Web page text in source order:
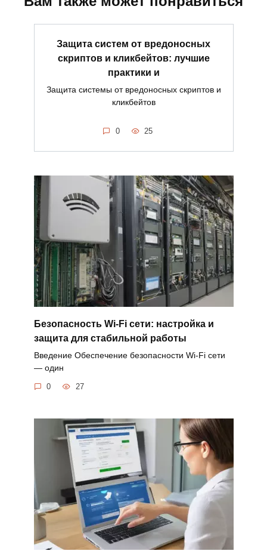
Защита систем от вредоносных
скриптов и кликбейтов: лучшие
практики и
Защита системы от вредоносных скриптов и
кликбейтов
0 25
Безопасность Wi-Fi сети: настройка и
защита для стабильной работы
Введение Обеспечение безопасности Wi-Fi сети
— один
0 27